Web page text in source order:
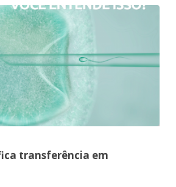
transferência em